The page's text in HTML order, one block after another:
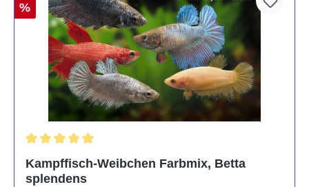
%
Kampffisch-Weibchen Farbmix, Betta
splendens